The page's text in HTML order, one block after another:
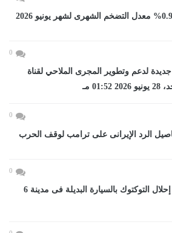
0
لدعم وتطوير المجرى الملاحي لقناة
مـ
0
الرد الإيرانى على ترامب لوقف الحرب
0
بدء تلقى طلبات إحلال التوكتوك بالسيارة البديلة فى مدينة 6